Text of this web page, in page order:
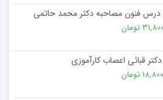
درس فنون مصاحبه دکتر محمد حاتمی
31,800 تومان
قبائی اعصاب کارآموزی
18,800 تومان